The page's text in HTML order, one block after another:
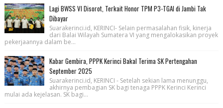
Lagi BWSS VI Disorot, Terkait Honor TPM P3-TGAI di Jambi Tak
Dibayar
Suarakerinci.id, KERINCI- Selain permasalahan fisik, kinerja
dari Balai Wilayah Sumatera VI yang mengalokasikan proyek
pekerjaannya dalam be...
Kabar Gembira, PPPK Kerinci Bakal Terima SK Pertengahan
September 2025
Suarakerinci.id, KERINCI - Setelah sekian lama menunggu,
akhirnya pembagian SK bagi tenaga PPPK Kerinci Kerinci
mulai ada kejelasan. SK bagi...